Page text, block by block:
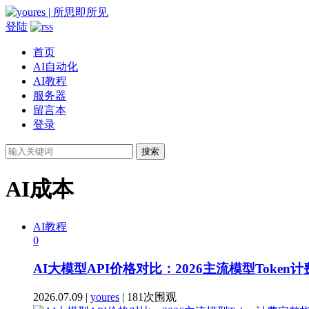
登陆
首页
AI自动化
AI教程
服务器
留言本
登录
搜索
AI成本
AI教程
0
AI大模型API价格对比：2026主流模型Token计
2026.07.09 | youres | 181次围观